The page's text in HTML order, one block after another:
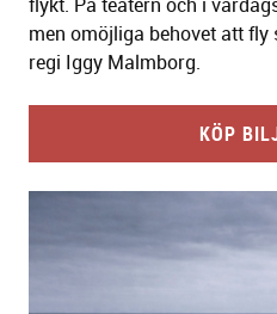
men omöjliga behovet att fly
regi Iggy Malmborg.
KÖP